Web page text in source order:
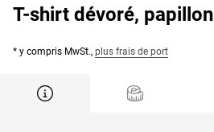
T-shirt dévoré, papillon
* y compris MwSt., plus frais de port